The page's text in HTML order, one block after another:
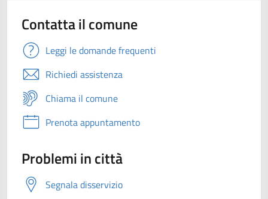
Contatta il comune
Leggi le domande frequenti
Richiedi assistenza
Chiama il comune
Prenota appuntamento
Problemi in città
Segnala disservizio